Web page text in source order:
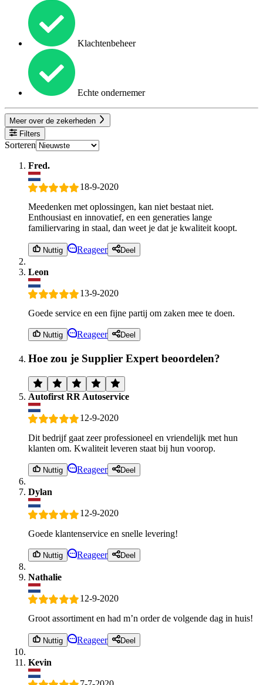
Klachtenbeheer
Echte ondernemer
Meer over de zekerheden
Filters
Sorteren
Fred.
18-9-2020
Meedenken met oplossingen, kan niet bestaat niet.
Enthousiast en innovatief, en een generaties lange
familiervaring in staal, dan weet je dat je kwaliteit koopt.
Nuttig Reageer Deel
Leon
13-9-2020
Goede service en een fijne partij om zaken mee te doen.
Nuttig Reageer Deel
Hoe zou je Supplier Expert beoordelen?
Autofirst RR Autoservice
12-9-2020
Dit bedrijf gaat zeer professioneel en vriendelijk met hun
klanten om. Kwaliteit leveren staat bij hun voorop.
Nuttig Reageer Deel
Dylan
12-9-2020
Goede klantenservice en snelle levering!
Nuttig Reageer Deel
Nathalie
12-9-2020
Groot assortiment en had m’n order de volgende dag in huis!
Nuttig Reageer Deel
Kevin